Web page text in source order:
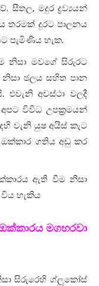
සීතල, මදුර ද්‍රව්‍යයන්
තරමක් දුරට පාලනය
පැමිණිය හැක.
නිසා මවගේ සිරුරට
නිසා ඡලය සහිත පාන
එවැනි අවස්ථා වලදී
විවිධ උපක‍්‍රමයන්
වැනි යුෂ අයිස් කැට
ගතිය අඩු කර
ඇති වීම නිසා
හැකිය
මගහරවා
සිරුරෙහි ග්ලූකෝස්